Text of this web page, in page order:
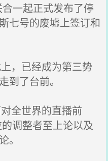
一起正式发布了停
七号的废墟上签订和
，已经成为第三势
到了台前。
全世界的直播前
调整者至上论以及
。